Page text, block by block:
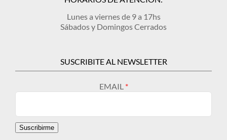
Lunes a viernes de 9 a 17hs
Sábados y Domingos Cerrados
SUSCRIBITE AL NEWSLETTER
EMAIL
Suscribirme